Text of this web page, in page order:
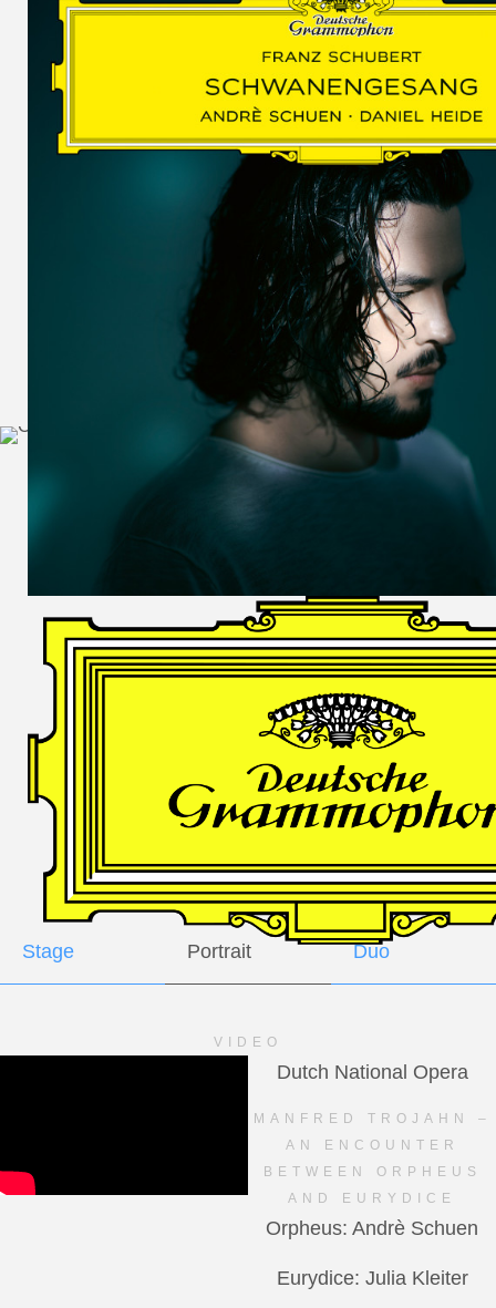
SCHUMANN
WOLF
MARTIN
SCHUMANN,
LIEDERKREIS
OP. 24
SECHS
MONOLOGE
AUS
JEDERMANN
GESÄNGE
Andrè Schuen,
Baritone
Daniel Heide,
Piano
GALLERY
Stage Portrait Duo
VIDEO
Dutch National Opera
MANFRED TROJAHN –
AN ENCOUNTER
BETWEEN ORPHEUS
AND EURYDICE
Orpheus: Andrè Schuen
Eurydice: Julia Kleiter